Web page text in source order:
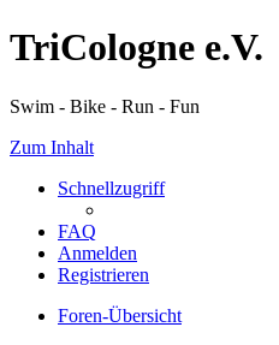
TriCologne e.V.
Swim - Bike - Run - Fun
Zum Inhalt
Schnellzugriff
FAQ
Anmelden
Registrieren
Foren-Übersicht